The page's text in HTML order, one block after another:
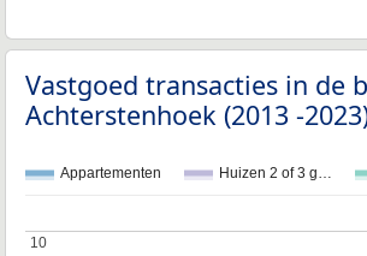
Vastgoed transacties in de
Achterstenhoek (2013 -
Appartementen Huizen 2 of 3 g…
10
10